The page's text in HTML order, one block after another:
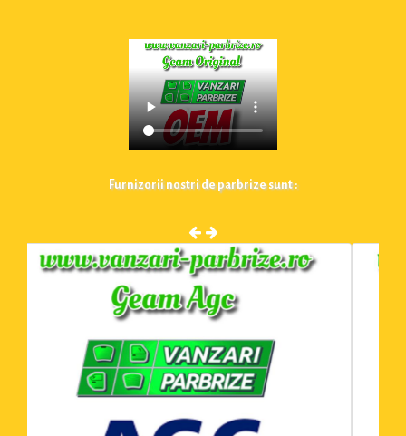
Furnizorii nostri de parbrize sunt :